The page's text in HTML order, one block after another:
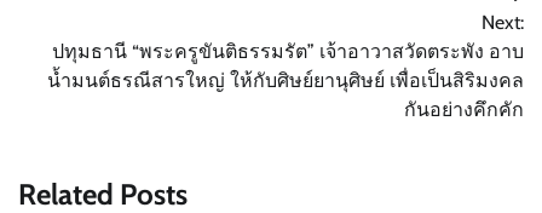
เรื่อง
Next:
ปทุมธานี “พระครูขันติธรรมรัต” เจ้าอาวาสวัดตระพัง อาบ
น้ำมนต์ธรณีสารใหญ่ ให้กับศิษย์ยานุศิษย์ เพื่อเป็นสิริมงคล
กันอย่างคึกคัก
Related Posts